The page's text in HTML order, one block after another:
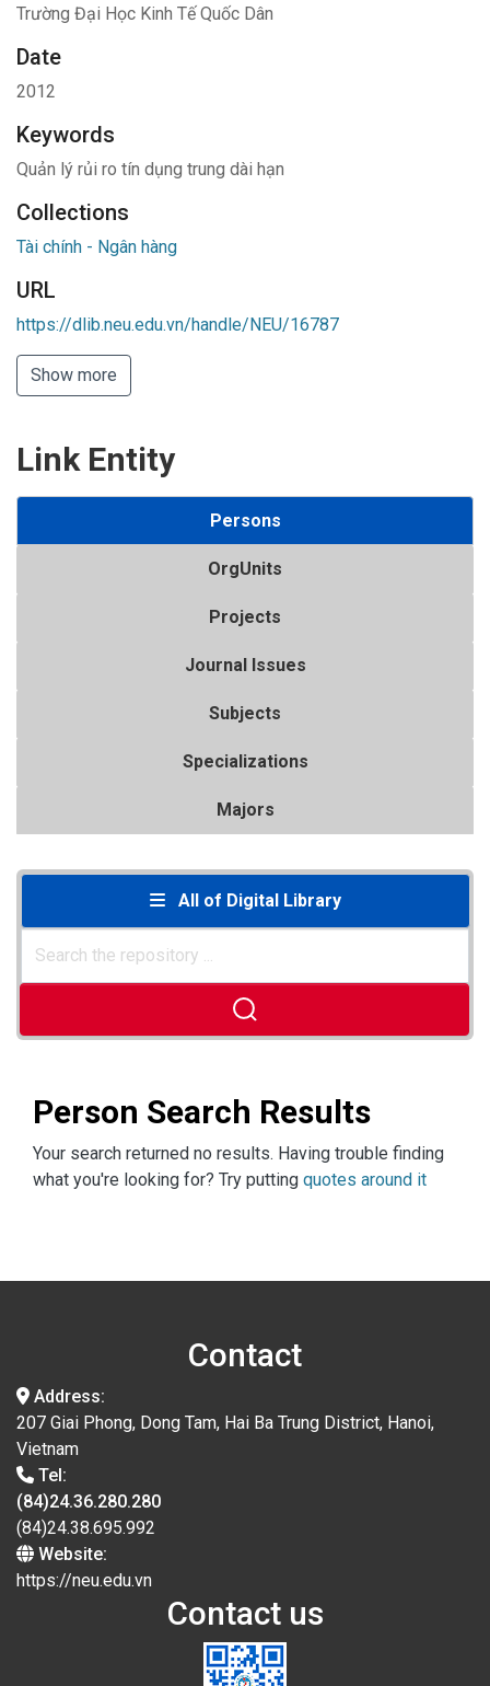
Trường Đại Học Kinh Tế Quốc Dân
Date
2012
Keywords
Quản lý rủi ro tín dụng trung dài hạn
Collections
Tài chính - Ngân hàng
URL
https://dlib.neu.edu.vn/handle/NEU/16787
Show more
Link Entity
Persons
OrgUnits
Projects
Journal Issues
Subjects
Specializations
Majors
All of Digital Library
Person Search Results
Your search returned no results. Having trouble finding
what you're looking for? Try putting quotes around it
Contact
Address:
207 Giai Phong, Dong Tam, Hai Ba Trung District, Hanoi,
Vietnam
Tel:
(84)24.36.280.280
(84)24.38.695.992
Website:
https://neu.edu.vn
Contact us